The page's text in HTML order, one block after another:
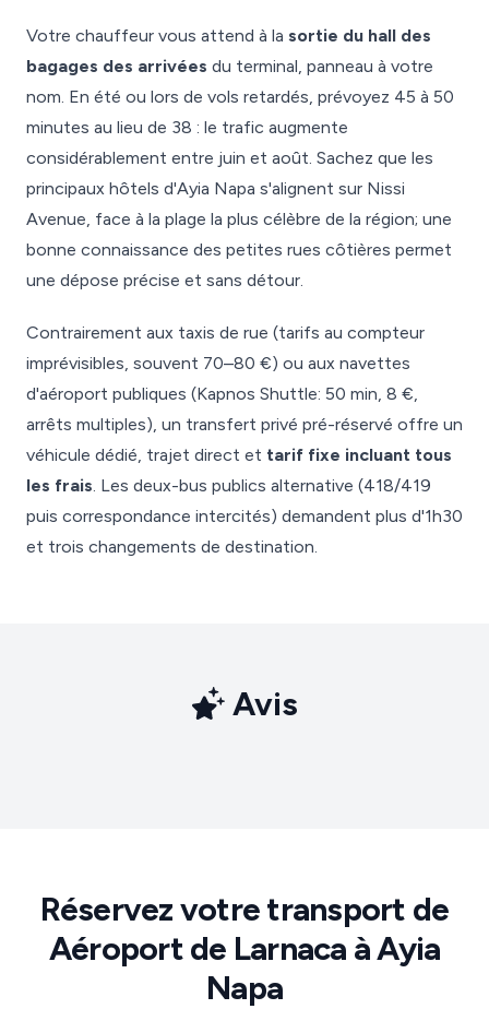
Votre chauffeur vous attend à la sortie du hall des
bagages des arrivées du terminal, panneau à votre
nom. En été ou lors de vols retardés, prévoyez 45 à 50
minutes au lieu de 38 : le trafic augmente
considérablement entre juin et août. Sachez que les
principaux hôtels d'Ayia Napa s'alignent sur Nissi
Avenue, face à la plage la plus célèbre de la région; une
bonne connaissance des petites rues côtières permet
une dépose précise et sans détour.
Contrairement aux taxis de rue (tarifs au compteur
imprévisibles, souvent 70–80 €) ou aux navettes
d'aéroport publiques (Kapnos Shuttle: 50 min, 8 €,
arrêts multiples), un transfert privé pré-réservé offre un
véhicule dédié, trajet direct et tarif fixe incluant tous
les frais. Les deux-bus publics alternative (418/419
puis correspondance intercités) demandent plus d'1h30
et trois changements de destination.
Avis
Réservez votre transport de
Aéroport de Larnaca à Ayia
Napa